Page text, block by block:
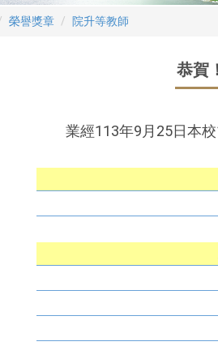
榮譽獎章 院升等教師
恭賀
業經113年9月25日本